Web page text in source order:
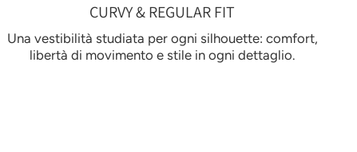
CURVY & REGULAR FIT
Una vestibilità studiata per ogni silhouette: comfort,
libertà di movimento e stile in ogni dettaglio.